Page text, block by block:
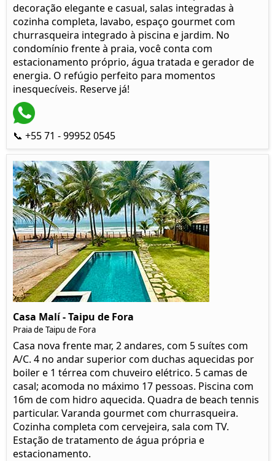
decoração elegante e casual, salas integradas à
cozinha completa, lavabo, espaço gourmet com
churrasqueira integrado à piscina e jardim. No
condomínio frente à praia, você conta com
estacionamento próprio, água tratada e gerador de
energia. O refúgio perfeito para momentos
inesquecíveis. Reserve já!
📞 +55 71 - 99952 0545
Casa Malí - Taipu de Fora
Praia de Taipu de Fora
Casa nova frente mar, 2 andares, com 5 suítes com
A/C. 4 no andar superior com duchas aquecidas por
boiler e 1 térrea com chuveiro elétrico. 5 camas de
casal; acomoda no máximo 17 pessoas. Piscina com
16m de com hidro aquecida. Quadra de beach tennis
particular. Varanda gourmet com churrasqueira.
Cozinha completa com cervejeira, sala com TV.
Estação de tratamento de água própria e
estacionamento.